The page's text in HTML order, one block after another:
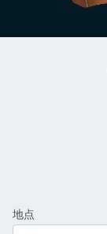
套餐
地点